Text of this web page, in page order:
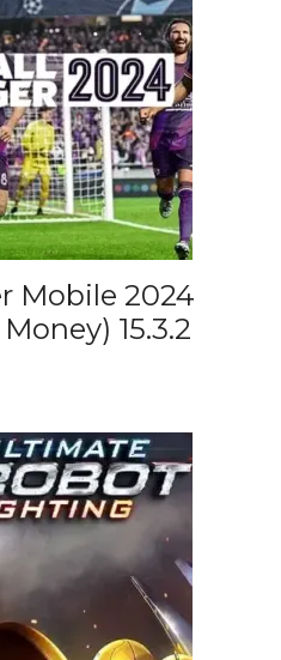
Mobile 2024
15.3.2